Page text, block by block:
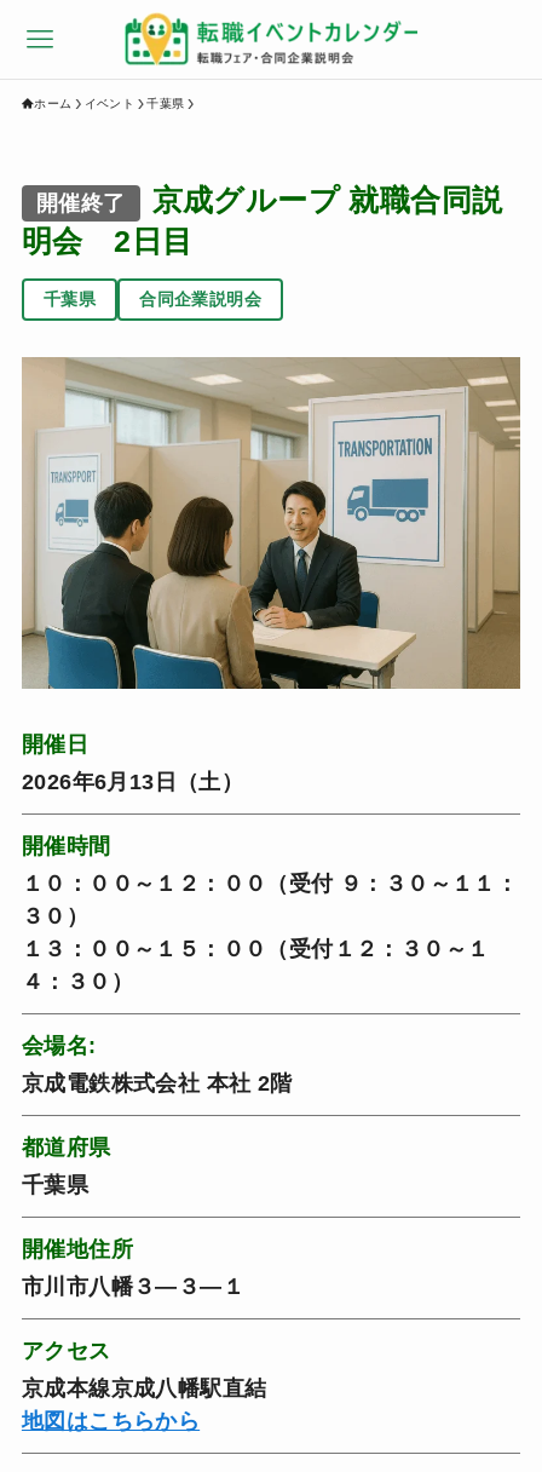
ホーム イベント 千葉県
開催終了
京成グループ 就職合同説
明会 2日目
千葉県 合同企業説明会
開催日
2026年6月13日（土）
開催時間
１０：００～１２：００（受付 ９：３０～１１：
３０）
１３：００～１５：００（受付１２：３０～１
４：３０）
会場名:
京成電鉄株式会社 本社 2階
都道府県
千葉県
開催地住所
市川市八幡３―３―１
アクセス
京成本線京成八幡駅直結
地図はこちらから